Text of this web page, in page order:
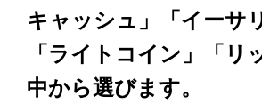
キャッシュ」「イーサ
「ライトコイン」「リ
中から選びます。